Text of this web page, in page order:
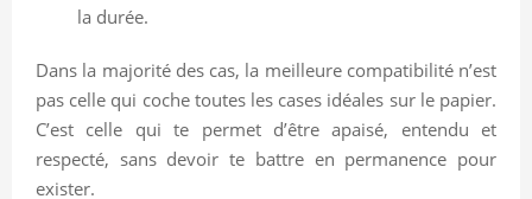
la durée.
Dans la majorité des cas, la meilleure compatibilité n’est
pas celle qui coche toutes les cases idéales sur le papier.
C’est celle qui te permet d’être apaisé, entendu et
respecté, sans devoir te battre en permanence pour
exister.